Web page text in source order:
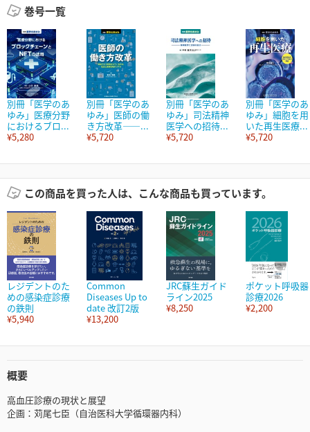
巻号一覧
別冊「医学のあ
ゆみ」医療分野
におけるブロ...
¥5,280
別冊「医学のあ
ゆみ」医師の働
き方改革――...
¥5,720
別冊「医学のあ
ゆみ」司法精神
医学への招待...
¥5,720
別冊「医学のあ
ゆみ」細胞を用
いた再生医療...
¥5,720
この商品を買った人は、こんな商品も買っています。
レジデントのた
めの感染症診療
の鉄則
¥5,940
Common
Diseases Up to
date 改訂2版
¥13,200
JRC蘇生ガイド
ライン2025
¥8,250
ポケット呼吸器
診療2026
¥2,200
概要
高血圧診療の現状と展望
企画：苅尾七臣（自治医科大学循環器内科）